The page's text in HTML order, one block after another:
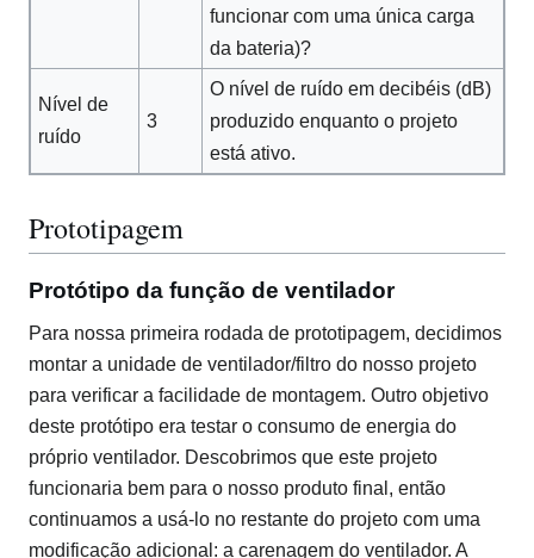
funcionar com uma única carga
da bateria)?
Nível de
ruído
3
O nível de ruído em decibéis (dB)
produzido enquanto o projeto
está ativo.
Prototipagem
Protótipo da função de ventilador
Para nossa primeira rodada de prototipagem, decidimos
montar a unidade de ventilador/filtro do nosso projeto
para verificar a facilidade de montagem. Outro objetivo
deste protótipo era testar o consumo de energia do
próprio ventilador. Descobrimos que este projeto
funcionaria bem para o nosso produto final, então
continuamos a usá-lo no restante do projeto com uma
modificação adicional: a carenagem do ventilador. A